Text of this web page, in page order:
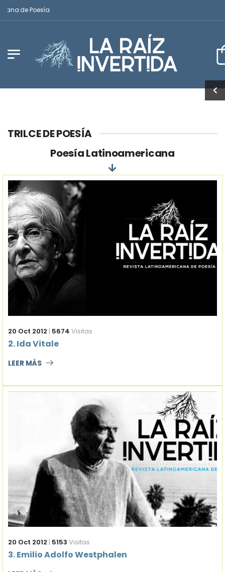
de Poesía
TRILCE DE POESÍA
Poesía Latinoamericana
20 Oct 2012 | 5674 Visitas
2. Ida Vitale
LEER MÁS
20 Oct 2012 | 5153 Visitas
3. Emilio Adolfo Westphalen